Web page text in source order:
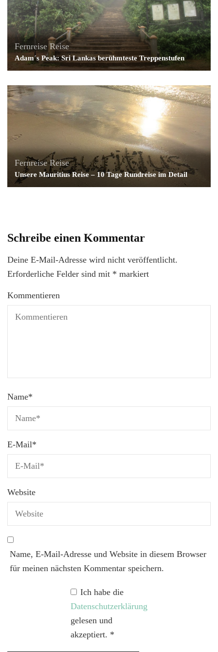
Fernreise Reise
Adam´s Peak: Sri Lankas berühmteste Treppenstufen
Fernreise Reise
Unsere Mauritius Reise – 10 Tage Rundreise im Detail
Schreibe einen Kommentar
Deine E-Mail-Adresse wird nicht veröffentlicht.
Erforderliche Felder sind mit * markiert
Kommentieren
Name*
E-Mail*
Website
Name, E-Mail-Adresse und Website in diesem Browser
für meinen nächsten Kommentar speichern.
Ich habe die
Datenschutzerklärung
gelesen und
akzeptiert. *